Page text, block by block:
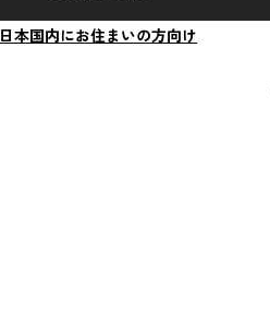
日本国内にお住まいの方向け